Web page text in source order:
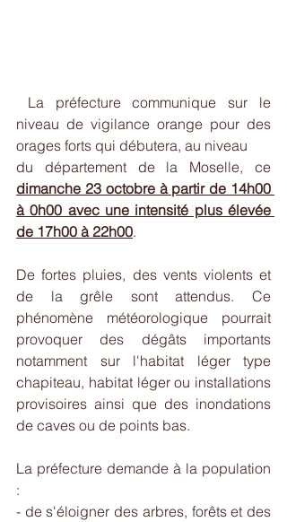
niveau de vigilance orange pour des
orages forts qui débutera, au niveau
dimanche 23 octobre à partir de 14h00
à 0h00 avec une intensité plus élevée
de 17h00 à 22h00.
De fortes pluies, des vents violents et
de la grêle sont attendus. Ce
phénomène météorologique pourrait
provoquer des dégâts importants
notamment sur l'habitat léger type
chapiteau, habitat léger ou installations
provisoires ainsi que des inondations
de caves ou de points bas.
La préfecture demande à la population
:
- de s'éloigner des arbres, forêts et des